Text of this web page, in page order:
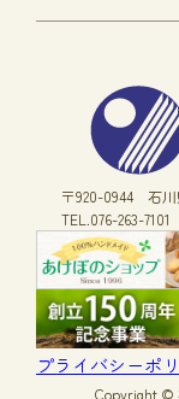
〒920-0944 石
TEL.076-263-7101
プライバシーポ
Copyright ©